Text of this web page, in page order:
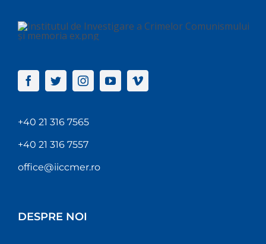
+40 21 316 7565
+40 21 316 7557
office@iiccmer.ro
DESPRE NOI